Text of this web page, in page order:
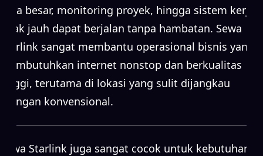
data besar, monitoring proyek, hingga sistem kerja
jarak jauh dapat berjalan tanpa hambatan. Sewa
Starlink sangat membantu operasional bisnis yang
membutuhkan internet nonstop dan berkualitas
tinggi, terutama di lokasi yang sulit dijangkau
jaringan konvensional.
Sewa Starlink juga sangat cocok untuk kebutuhan